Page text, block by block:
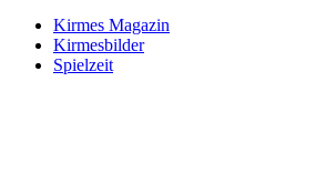
Kirmes Magazin
Kirmesbilder
Spielzeit